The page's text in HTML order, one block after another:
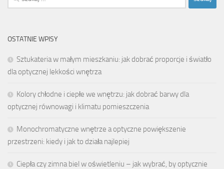
OSTATNIE WPISY
Sztukateria w małym mieszkaniu: jak dobrać proporcje i światło
dla optycznej lekkości wnętrza
Kolory chłodne i ciepłe we wnętrzu: jak dobrać barwy dla
optycznej równowagi i klimatu pomieszczenia
Monochromatyczne wnętrze a optyczne powiększenie
przestrzeni: kiedy i jak to działa najlepiej
Ciepła czy zimna biel w oświetleniu – jak wybrać, by optycznie